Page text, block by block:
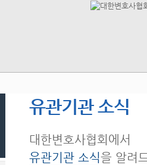
유관기관 소식
대한변호사협회에서
유관기관 소식을 알려